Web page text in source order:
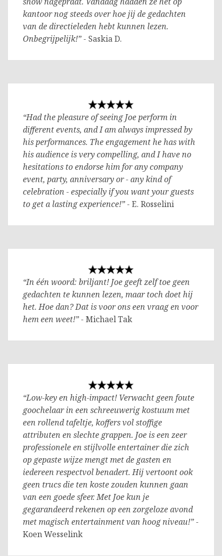
kantoor nog steeds over hoe jij de gedachten
van de directieleden hebt kunnen lezen.
Onbegrijpelijk!”- Saskia D.
“Had the pleasure of seeing Joe perform in
different events, and I am always impressed by
his performances. The engagement he has with
his audience is very compelling, and I have no
hesitations to endorse him for any company
event, party, anniversary or - any kind of
celebration - especially if you want your guests
to get a lasting experience!”- E. Rosselini
“In één woord: briljant! Joe geeft zelf toe geen
gedachten te kunnen lezen, maar toch doet hij
het. Hoe dan? Dat is voor ons een vraag en voor
hem een weet!”- Michael Tak
“Low-key en high-impact! Verwacht geen foute
goochelaar in een schreeuwerig kostuum met
een rollend tafeltje, koffers vol stoffige
attributen en slechte grappen. Joe is een zeer
professionele en stijlvolle entertainer die zich
op gepaste wijze mengt met de gasten en
iedereen respectvol benadert. Hij vertoont ook
geen trucs die ten koste zouden kunnen gaan
van een goede sfeer. Met Joe kun je
gegarandeerd rekenen op een zorgeloze avond
met magisch entertainment van hoog niveau!”-
Koen Wesselink